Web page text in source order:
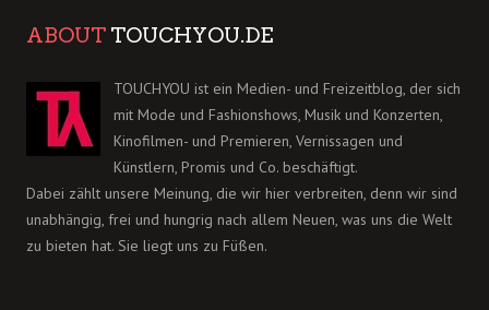
ABOUT TOUCHYOU.DE
TOUCHYOU ist ein Medien- und Freizeitblog, der sich
mit Mode und Fashionshows, Musik und Konzerten,
Kinofilmen- und Premieren, Vernissagen und
Künstlern, Promis und Co. beschäftigt.
Dabei zählt unsere Meinung, die wir hier verbreiten, denn wir sind
unabhängig, frei und hungrig nach allem Neuen, was uns die Welt
zu bieten hat. Sie liegt uns zu Füßen.